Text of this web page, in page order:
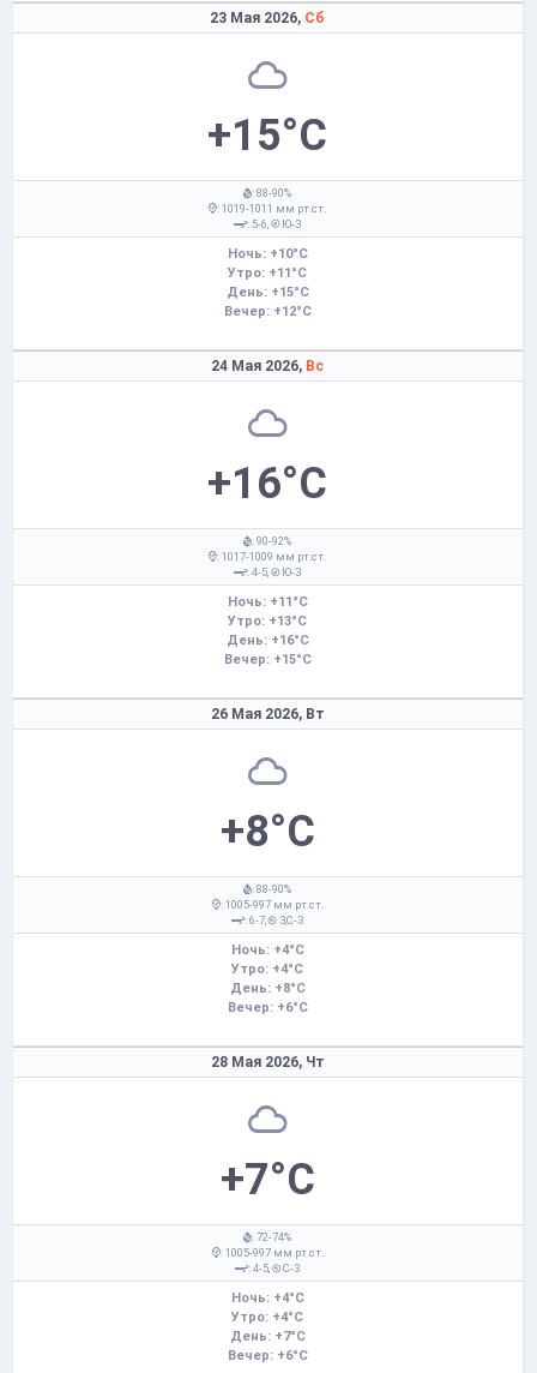
23 Мая 2026, Сб
+15°C
: 88-90%
: 1019-1011 мм рт.ст.
: 5-6,
Ю-З
Ночь: +10°C
Утро: +11°C
День: +15°C
Вечер: +12°C
24 Мая 2026, Вс
+16°C
: 90-92%
: 1017-1009 мм рт.ст.
: 4-5,
Ю-З
Ночь: +11°C
Утро: +13°C
День: +16°C
Вечер: +15°C
26 Мая 2026, Вт
+8°C
: 88-90%
: 1005-997 мм рт.ст.
: 6-7,
З,С-З
Ночь: +4°C
Утро: +4°C
День: +8°C
Вечер: +6°C
28 Мая 2026, Чт
+7°C
: 72-74%
: 1005-997 мм рт.ст.
: 4-5,
С-З
Ночь: +4°C
Утро: +4°C
День: +7°C
Вечер: +6°C